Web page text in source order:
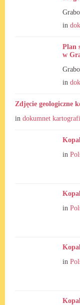
in
Plan
w
in
Zdjęcie geologiczne
in dokumnet
in
in
in